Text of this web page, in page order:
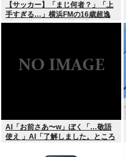
【サッカー】「まじ何者？」「上
手すぎる…」横浜FMの16歳超逸
材が開幕Jデビュー戦で魅せた”衝
AI「お前さあ〜w」ぼく「…敬語
使え 」AI「了解しました。ところ